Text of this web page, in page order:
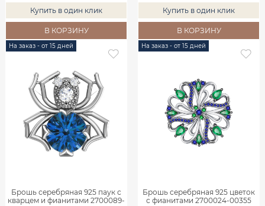
Купить в один клик
В КОРЗИНУ
Купить в один клик
В КОРЗИНУ
На заказ - от 15 дней
Брошь серебряная 925 паук с
кварцем и фианитами 2700089-
На заказ - от 15 дней
Брошь серебряная 925 цветок
с фианитами 2700024-00355